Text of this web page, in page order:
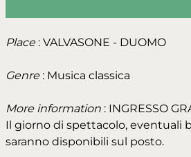
Place: VALVASONE - DUOMO
Genre: Musica classica
More information : INGRESSO
Il giorno di spettacolo, eventuali
saranno disponibili sul posto.